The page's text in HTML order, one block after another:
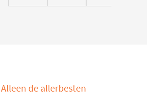
Alleen de allerbesten